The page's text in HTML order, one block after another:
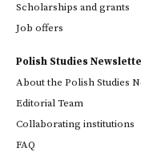
Scholarships and grants
Job offers
Polish Studies
About the Polish Studies
Editorial Team
Collaborating institutions
FAQ